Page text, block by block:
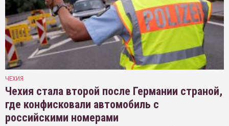
ЧЕХИЯ
Чехия стала второй после Германии страной,
где конфисковали автомобиль с
российскими номерами